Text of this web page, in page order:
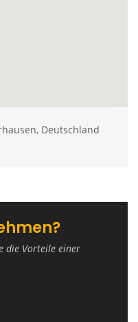
Deutschland
die Vorteile einer